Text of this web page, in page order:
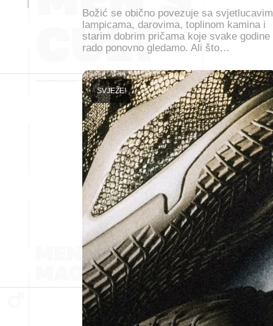
Božić se obično povezuje sa svjetlucavim
lampicama, darovima, toplinom kamina i
starim dobrim pričama koje svake godine
rado ponovno gledamo. Ali što…
SVJEŽE!